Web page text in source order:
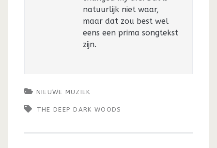
natuurlijk niet waar,
maar dat zou best wel
eens een prima songtekst
zijn.
NIEUWE MUZIEK
THE DEEP DARK WOODS